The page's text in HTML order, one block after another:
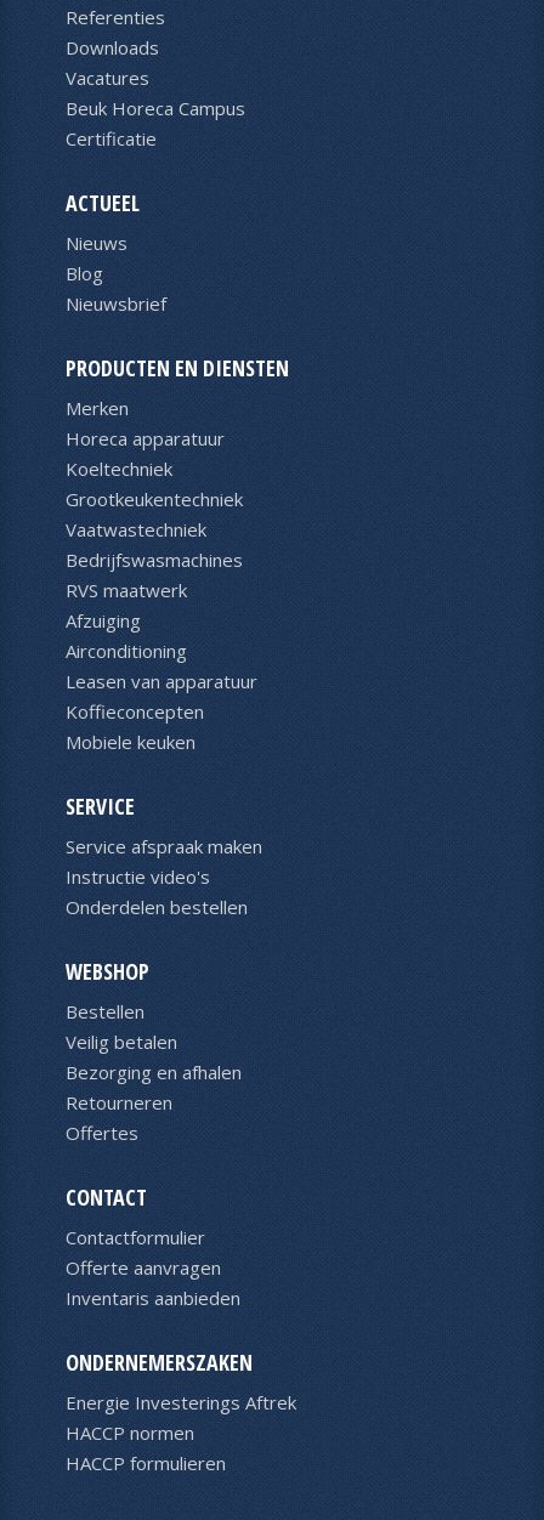
Referenties
Downloads
Vacatures
Beuk Horeca Campus
Certificatie
ACTUEEL
Nieuws
Blog
Nieuwsbrief
PRODUCTEN EN DIENSTEN
Merken
Horeca apparatuur
Koeltechniek
Grootkeukentechniek
Vaatwastechniek
Bedrijfswasmachines
RVS maatwerk
Afzuiging
Airconditioning
Leasen van apparatuur
Koffieconcepten
Mobiele keuken
SERVICE
Service afspraak maken
Instructie video's
Onderdelen bestellen
WEBSHOP
Bestellen
Veilig betalen
Bezorging en afhalen
Retourneren
Offertes
CONTACT
Contactformulier
Offerte aanvragen
Inventaris aanbieden
ONDERNEMERSZAKEN
Energie Investerings Aftrek
HACCP normen
HACCP formulieren